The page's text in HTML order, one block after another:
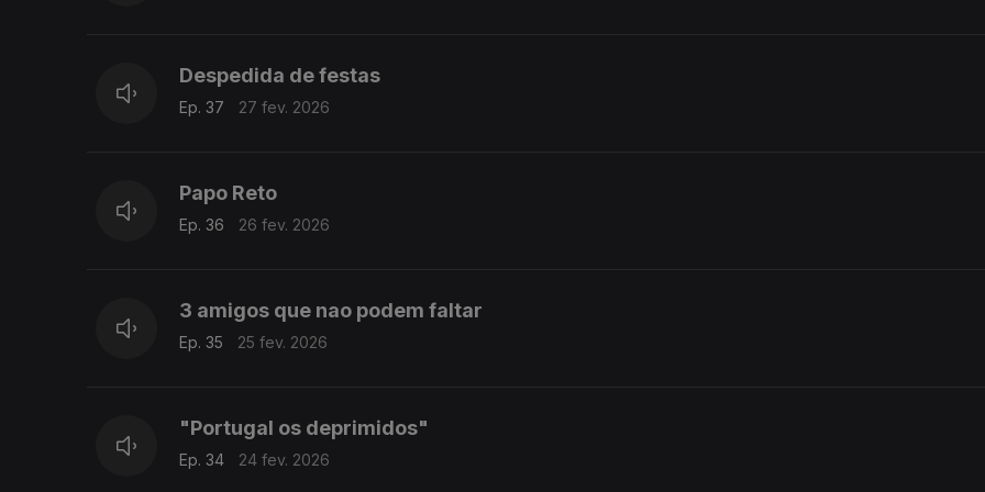
Despedida de festas
Ep. 37 27 fev. 2026
Papo Reto
Ep. 36 26 fev. 2026
3 amigos que nao podem faltar
Ep. 35 25 fev. 2026
"Portugal os deprimidos"
Ep. 34 24 fev. 2026